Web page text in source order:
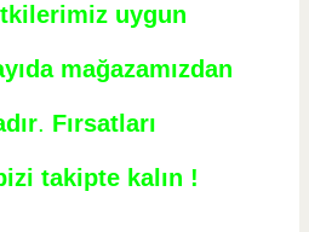
uygun
mağazamızdan
. Fırsatları
takipte kalın !